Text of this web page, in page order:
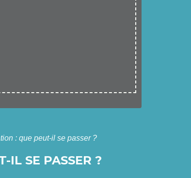
: que peut-il se passer ?
IL SE PASSER ?